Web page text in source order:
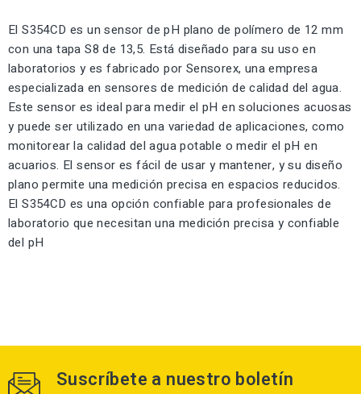
El S354CD es un sensor de pH plano de polímero de 12 mm
con una tapa S8 de 13,5. Está diseñado para su uso en
laboratorios y es fabricado por Sensorex, una empresa
especializada en sensores de medición de calidad del agua.
Este sensor es ideal para medir el pH en soluciones acuosas
y puede ser utilizado en una variedad de aplicaciones, como
monitorear la calidad del agua potable o medir el pH en
acuarios. El sensor es fácil de usar y mantener, y su diseño
plano permite una medición precisa en espacios reducidos.
El S354CD es una opción confiable para profesionales de
laboratorio que necesitan una medición precisa y confiable
del pH
Suscríbete a nuestro boletín